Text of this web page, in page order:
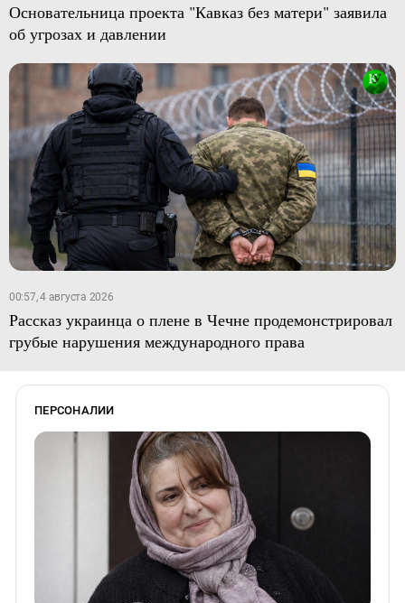
Основательница проекта "Кавказ без матери" заявила
об угрозах и давлении
00:57, 4 августа 2026
Рассказ украинца о плене в Чечне продемонстрировал
грубые нарушения международного права
ПЕРСОНАЛИИ